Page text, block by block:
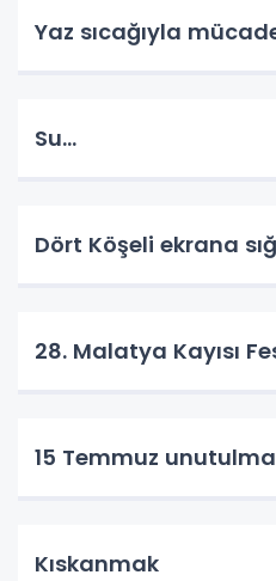
Yaz sıcağıyla
Su…
Dört Köşeli ekrana
28. Malatya Kayısı
15 Temmuz
Kıskanmak